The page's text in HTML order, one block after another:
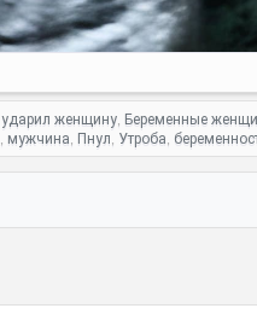
ударил женщину, Беременные
, мужчина, Пнул, Утроба,